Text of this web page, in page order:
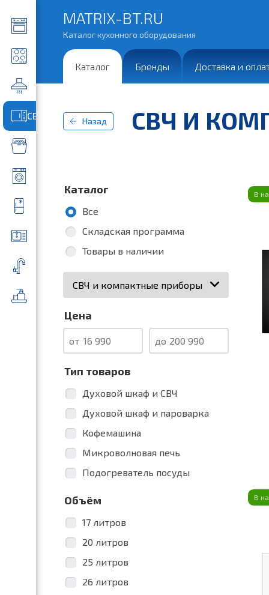
СВЧ и компактные приборы
MATRIX-BT.RU
Каталог кухонного оборудования
Каталог Бренды Доставка и
Назад СВЧ И
Каталог
Все
Складская программа
Товары в наличии
Цена
от до
Тип товаров
Духовой шкаф и СВЧ
Духовой шкаф и пароварка
Кофемашина
Микроволновая печь
Подогреватель посуды
Объём
17 литров
20 литров
25 литров
26 литров
В
В